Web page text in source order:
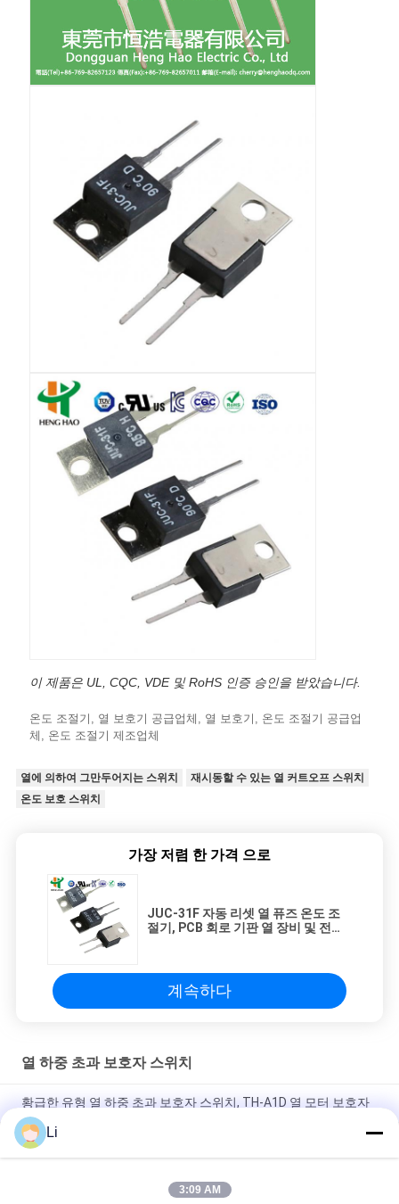
이 제품은 UL, CQC, VDE 및 RoHS 인증 승인을 받았습니다.
온도 조절기, 열 보호기 공급업체, 열 보호기, 온도 조절기 공급업
체, 온도 조절기 제조업체
열에 의하여 그만두어지는 스위치
재시동할 수 있는 열 커트오프 스위치
온도 보호 스위치
가장 저렴 한 가격 으로
JUC-31F 자동 리셋 열 퓨즈 온도 조
절기, PCB 회로 기판 열 장비 및 전원
계속하다
열 하중 초과 보호자 스위치
황급한 유형 열 하중 초과 보호자 스위치, TH-A1D 열 모터 보호자
플라스틱 상자 점화 장치를 위한 단열 보호 스위치 일반적으로 열
려있는 유형
높은 과민한 열 하중 초과 보호자 스위치 재시동할 수 있는 열 신관
Li
3:09 AM